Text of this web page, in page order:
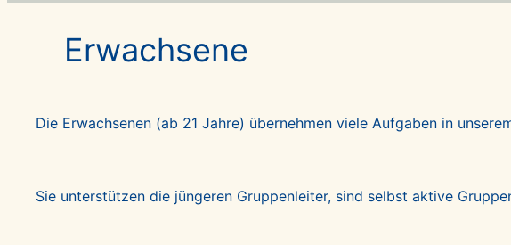
Erwachsene
Die Erwachsenen (ab 21 Jahre) übernehmen viele Aufgaben in
Sie unterstützen die jüngeren Gruppenleiter, sind selbst aktive